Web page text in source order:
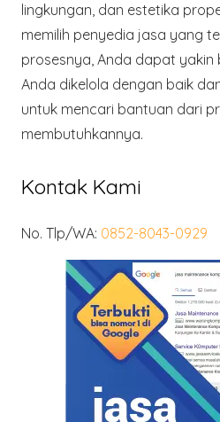
lingkungan, dan estetika
memilih penyedia jasa yang
prosesnya, Anda dapat
Anda dikelola dengan baik
untuk mencari bantuan dari
membutuhkannya.
Kontak Kami
No. Tlp/WA: 0852-8043-0929